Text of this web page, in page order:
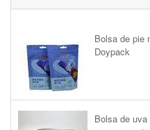
Bolsa de pie
Doypack
Bolsa de